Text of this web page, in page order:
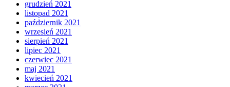
grudzień 2021
listopad 2021
październik 2021
wrzesień 2021
sierpień 2021
lipiec 2021
czerwiec 2021
maj 2021
kwiecień 2021